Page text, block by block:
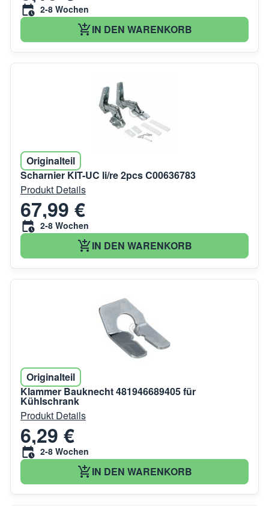
2-8 Wochen
IN DEN WARENKORB
Originalteil
Scharnier KIT-UC li/re 2pcs C00636783
Produkt Details
67,99 €
2-8 Wochen
IN DEN WARENKORB
Originalteil
Klammer Bauknecht 481946689405 für
Kühlschrank
Produkt Details
6,29 €
2-8 Wochen
IN DEN WARENKORB